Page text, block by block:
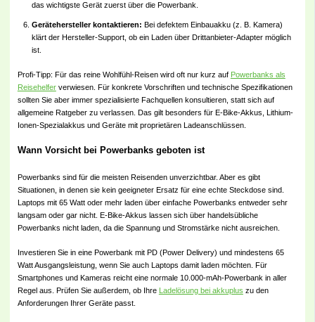
das wichtigste Gerät zuerst über die Powerbank.
Gerätehersteller kontaktieren: Bei defektem Einbauakku (z. B. Kamera)
klärt der Hersteller-Support, ob ein Laden über Drittanbieter-Adapter möglich
ist.
Profi-Tipp: Für das reine Wohlfühl-Reisen wird oft nur kurz auf Powerbanks als
Reisehelferverwiesen. Für konkrete Vorschriften und technische Spezifikationen
sollten Sie aber immer spezialisierte Fachquellen konsultieren, statt sich auf
allgemeine Ratgeber zu verlassen. Das gilt besonders für E-Bike-Akkus, Lithium-
Ionen-Spezialakkus und Geräte mit proprietären Ladeanschlüssen.
Wann Vorsicht bei Powerbanks geboten ist
Powerbanks sind für die meisten Reisenden unverzichtbar. Aber es gibt
Situationen, in denen sie kein geeigneter Ersatz für eine echte Steckdose sind.
Laptops mit 65 Watt oder mehr laden über einfache Powerbanks entweder sehr
langsam oder gar nicht. E-Bike-Akkus lassen sich über handelsübliche
Powerbanks nicht laden, da die Spannung und Stromstärke nicht ausreichen.
Investieren Sie in eine Powerbank mit PD (Power Delivery) und mindestens 65
Watt Ausgangsleistung, wenn Sie auch Laptops damit laden möchten. Für
Smartphones und Kameras reicht eine normale 10.000-mAh-Powerbank in aller
Regel aus. Prüfen Sie außerdem, ob Ihre Ladelösung bei akkuplus zu den
Anforderungen Ihrer Geräte passt.